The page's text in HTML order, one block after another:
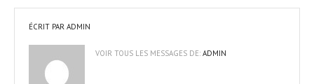
ÉCRIT PAR ADMIN
VOIR TOUS LES MESSAGES DE: ADMIN